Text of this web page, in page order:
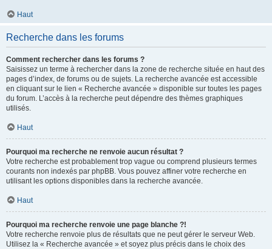
Haut
Recherche dans les forums
Comment rechercher dans les forums ?
Saisissez un terme à rechercher dans la zone de recherche située en haut des
pages d’index, de forums ou de sujets. La recherche avancée est accessible
en cliquant sur le lien « Recherche avancée » disponible sur toutes les pages
du forum. L’accès à la recherche peut dépendre des thèmes graphiques
utilisés.
Haut
Pourquoi ma recherche ne renvoie aucun résultat ?
Votre recherche est probablement trop vague ou comprend plusieurs termes
courants non indexés par phpBB. Vous pouvez affiner votre recherche en
utilisant les options disponibles dans la recherche avancée.
Haut
Pourquoi ma recherche renvoie une page blanche ?!
Votre recherche renvoie plus de résultats que ne peut gérer le serveur Web.
Utilisez la « Recherche avancée » et soyez plus précis dans le choix des